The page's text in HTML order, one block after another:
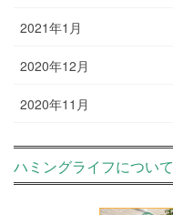
2021年1月
2020年12月
2020年11月
ハミングライフについて